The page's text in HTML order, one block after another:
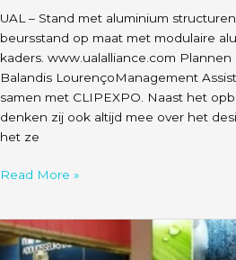
UAL – Stand met aluminium
beursstand op maat met modulaire
kaders. www.ualalliance.com Plannen
Balandis LourençoManagement
samen met CLIPEXPO. Naast het
denken zij ook altijd mee over het
het ze
Read More »
Minimax
–